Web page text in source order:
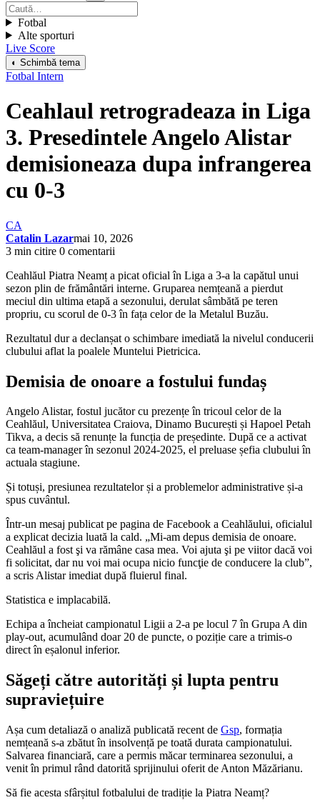
Fotbal
Alte sporturi
Live Score
◐ Schimbă tema
Fotbal Intern
Ceahlaul retrogradeaza in Liga
3. Presedintele Angelo Alistar
demisioneaza dupa infrangerea
cu 0-3
CA
Catalin Lazarmai 10, 2026
3 min citire 0 comentarii
Ceahlăul Piatra Neamț a picat oficial în Liga a 3-a la capătul unui
sezon plin de frământări interne. Gruparea nemțeană a pierdut
meciul din ultima etapă a sezonului, derulat sâmbătă pe teren
propriu, cu scorul de 0-3 în fața celor de la Metalul Buzău.
Rezultatul dur a declanșat o schimbare imediată la nivelul conducerii
clubului aflat la poalele Muntelui Pietricica.
Demisia de onoare a fostului fundaș
Angelo Alistar, fostul jucător cu prezențe în tricoul celor de la
Ceahlăul, Universitatea Craiova, Dinamo București și Hapoel Petah
Tikva, a decis să renunțe la funcția de președinte. După ce a activat
ca team-manager în sezonul 2024-2025, el preluase șefia clubului în
actuala stagiune.
Și totuși, presiunea rezultatelor și a problemelor administrative și-a
spus cuvântul.
Într-un mesaj publicat pe pagina de Facebook a Ceahlăului, oficialul
a explicat decizia luată la cald. „Mi-am depus demisia de onoare.
Ceahlăul a fost şi va rămâne casa mea. Voi ajuta şi pe viitor dacă voi
fi solicitat, dar nu voi mai ocupa nicio funcţie de conducere la club”,
a scris Alistar imediat după fluierul final.
Statistica e implacabilă.
Echipa a încheiat campionatul Ligii a 2-a pe locul 7 în Grupa A din
play-out, acumulând doar 20 de puncte, o poziție care a trimis-o
direct în eșalonul inferior.
Săgeți către autorități și lupta pentru
supraviețuire
Așa cum detaliază o analiză publicată recent de Gsp, formația
nemțeană s-a zbătut în insolvență pe toată durata campionatului.
Salvarea financiară, care a permis măcar terminarea sezonului, a
venit în primul rând datorită sprijinului oferit de Anton Măzărianu.
Să fie acesta sfârșitul fotbalului de tradiție la Piatra Neamț?